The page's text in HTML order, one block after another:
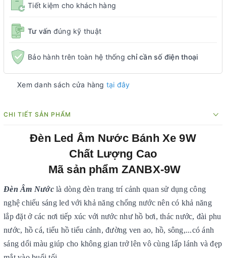
Tiết kiệm cho khách hàng
Tư vấn đúng kỹ thuật
Bảo hành trên toàn hệ thống chỉ cần số điện thoại
Xem danh sách cửa hàng tại đây
CHI TIẾT SẢN PHẨM
Đèn Led Âm Nước Bánh Xe 9W
Chất Lượng Cao
Mã sản phẩm ZANBX-9W
Đèn Âm Nướclà dòng đèn trang trí cảnh quan sử dụng công
nghệ chiếu sáng led với khả năng chống nước nên có khả năng
lắp đặt ở các nơi tiếp xúc với nước như hồ bơi, thác nước, đài phu
nước, hồ cá, tiểu hồ tiểu cảnh, đường ven ao, hồ, sông,...có ánh
sáng dổi màu giúp cho không gian trở lên vô cùng lấp lánh và đẹp